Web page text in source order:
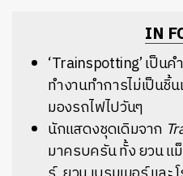
IN
‘Trainspotting’ เป็น
ทำงานทำการไม่เป็นชิ้
มองรถไฟไปวันๆ
นักแสดงชุดเดิมจาก
มาครบครัน ทั้ง ยวน แ